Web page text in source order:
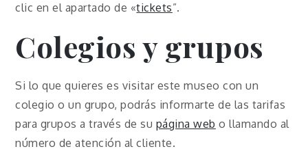
clic en el apartado de «tickets”.
Colegios y grupos
Si lo que quieres es visitar este museo con un
colegio o un grupo, podrás informarte de las tarifas
para grupos a través de su página web o llamando al
número de atención al cliente.